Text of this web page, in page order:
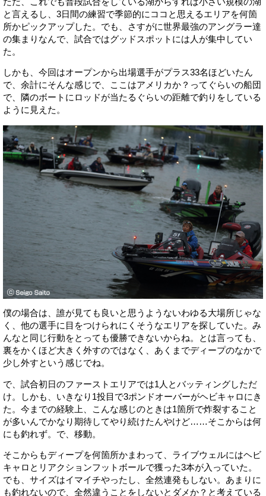
と言えるし、3日間の練習で季節的にココと思えるエリアを何箇
所かピックアップした。でも、さすがに世界最強のアングラー達
の集まりなんで、試合ではグッドスポットには人が集中してい
た。
しかも、今回はオープンから出場選手がプラス33名ほどいたん
で、余計にそんな感じで、ここはアメリカか？ってぐらいの船団
で、隣のボートにロッドが当たるぐらいの距離で釣りをしている
ように見えた。
僕の場合は、誰が見ても良いと思うようないわゆる大場所じゃな
く、他の選手に目をつけられにくそうなエリアを探していた。み
んなと同じ行動をとっても優勝できないからね。とは言っても、
裏をかくほど大きく外すのではなく、あくまでディープのなかで
少し外すという感じでね。
で、試合初日のファーストエリアでは1人とバッティングしただ
け。しかも、いきなり1投目で3ポンドオーバーがヘビキャロにき
た。今までの経験上、こんな感じのときは1箇所で炸裂すること
が多いんでかなり期待してやり続けたんやけど……そこからは何
にも釣れず。で、移動。
そこからもディープを何箇所かまわって、ライブウェルにはヘビ
キャロとリアクションフットボールで獲った3本が入っていた。
でも、サイズはイマイチやったし、全然連発もしない。あまりに
も釣れないので、全然違うことをしないとダメか？と考えている